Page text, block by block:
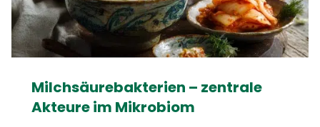
Milchsäurebakterien – zentrale
Akteure im Mikrobiom